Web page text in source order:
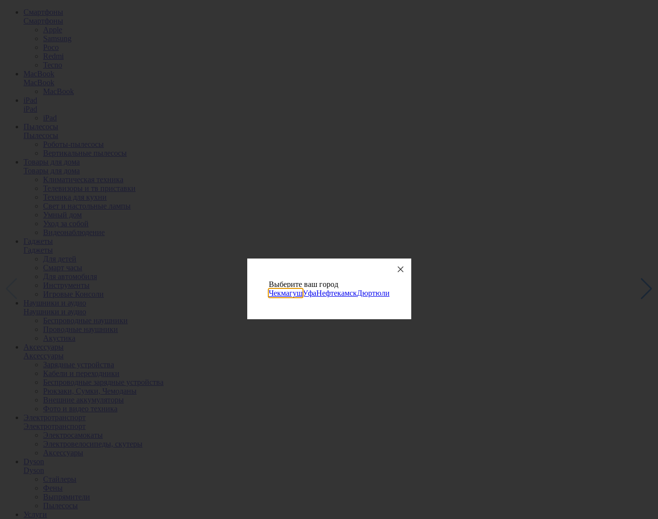
Смартфоны
Смартфоны
Apple
Samsung
Poco
Redmi
Tecno
MacBook
MacBook
MacBook
iPad
iPad
iPad
Пылесосы
Пылесосы
Роботы-пылесосы
Вертикальные пылесосы
Товары для дома
Товары для дома
Климатическая техника
Телевизоры и тв приставки
Техника для кухни
Свет и настольные лампы
Умный дом
Уход за собой
Видеонаблюдение
Гаджеты
Гаджеты
Для детей
Смарт часы
Для автомобиля
Инструменты
Игровые Консоли
Наушники и аудио
Наушники и аудио
Беспроводные наушники
Проводные наушники
Акустика
Аксессуары
Аксессуары
Зарядные устройства
Кабели и переходники
Беспроводные зарядные устройства
Рюкзаки, Сумки, Чемоданы
Внешние аккумуляторы
Фото и видео техника
Электротранспорт
Электротранспорт
Электросамокаты
Электровелосипеды, скутеры
Аксессуары
Dyson
Dyson
Стайлеры
Фены
Выпрямители
Пылесосы
Услуги
Выберите ваш город
ЧекмагушУфаНефтекамскДюртюли